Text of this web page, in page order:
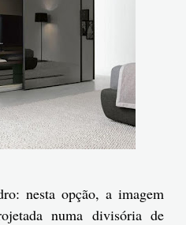
nesta opção, a imagem
numa divisória de